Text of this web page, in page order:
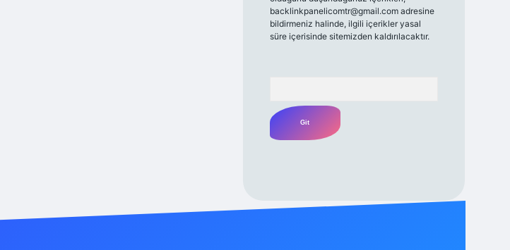
backlinkpanelicomtr@gmail.comadresine
bildirmeniz halinde, ilgili içerikler yasal
süre içerisinde sitemizden kaldırılacaktır.